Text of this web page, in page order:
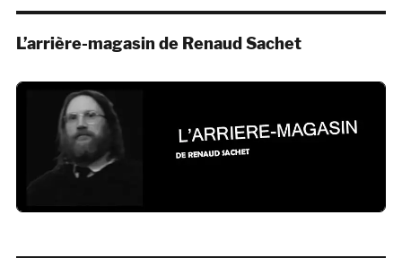
L’arrière-magasin de Renaud Sachet